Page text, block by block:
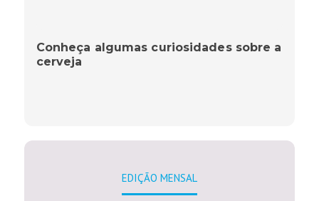
Conheça algumas curiosidades sobre a
cerveja
EDIÇÃO MENSAL